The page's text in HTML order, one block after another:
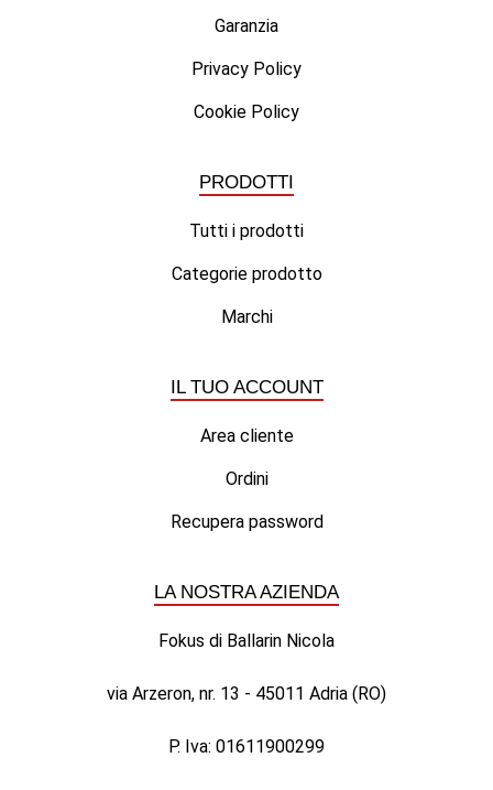
Garanzia
Privacy Policy
Cookie Policy
PRODOTTI
Tutti i prodotti
Categorie prodotto
Marchi
IL TUO ACCOUNT
Area cliente
Ordini
Recupera password
LA NOSTRA AZIENDA
Fokus di Ballarin Nicola
via Arzeron, nr. 13 - 45011 Adria (RO)
P. Iva: 01611900299